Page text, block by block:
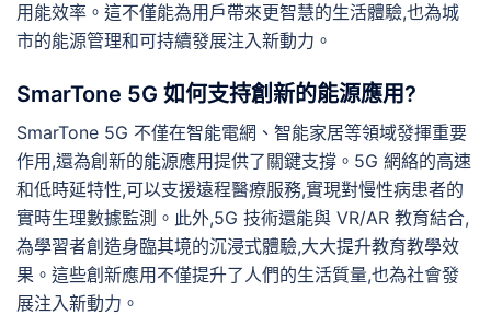
用能效率。這不僅能為用戶帶來更智慧的生活體驗,也為城
市的能源管理和可持續發展注入新動力。
SmarTone 5G 如何支持創新的能源應用?
SmarTone 5G 不僅在智能電網、智能家居等領域發揮重要
作用,還為創新的能源應用提供了關鍵支撐。5G 網絡的高速
和低時延特性,可以支援遠程醫療服務,實現對慢性病患者的
實時生理數據監測。此外,5G 技術還能與 VR/AR 教育結合,
為學習者創造身臨其境的沉浸式體驗,大大提升教育教學效
果。這些創新應用不僅提升了人們的生活質量,也為社會發
展注入新動力。